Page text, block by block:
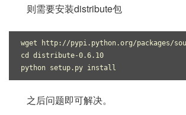
则需要安装distribute包
wget http://pypi.python.org/packages/
cd distribute-0.6.10
python setup.py install
之后问题即可解决。